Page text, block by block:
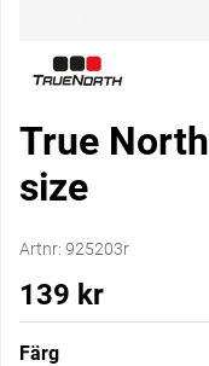
True
size
Artnr: 925203r
139 kr
Färg